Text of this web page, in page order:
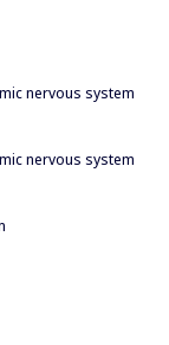
nervous system
nervous system